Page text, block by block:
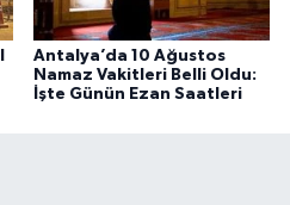
Antalya’da 10 Ağustos
Namaz Vakitleri Belli Oldu:
İşte Günün Ezan Saatleri